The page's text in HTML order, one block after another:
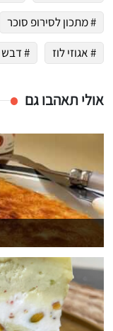
# מתכון לסירופ סוכר
# אגוזי לוז
# דבש
אולי תאהבו גם